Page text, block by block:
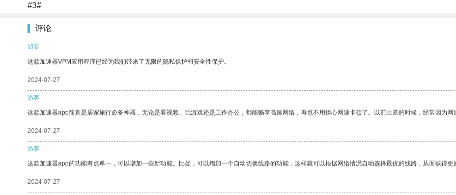
#3#
评论
游客
这款加速器VPM应用程序已经为我们带来了无限的隐私保护和安全性保护。
2024-07-27
游客
这款加速器app简直是居家旅行必备神器，无论是看视频、玩游戏还是工作办公，都能畅享高速网络，再也不用担心网速卡顿了。以前出差的时候，经常因为
2024-07-27
游客
这款加速器app的功能有点单一，可以增加一些新功能。比如，可以增加一个自动切换线路的功能，这样就可以根据网络情况自动选择最优的线路，从而获得更
2024-07-27